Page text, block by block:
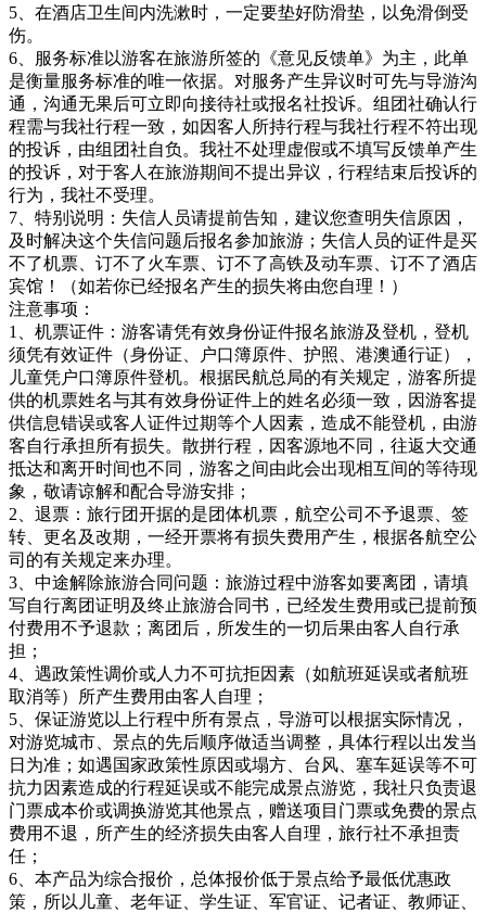
5、在酒店卫生间内洗漱时，一定要垫好防滑垫，以免滑倒受
伤。
6、服务标准以游客在旅游所签的《意见反馈单》为主，此单
是衡量服务标准的唯一依据。对服务产生异议时可先与导游沟
通，沟通无果后可立即向接待社或报名社投诉。组团社确认行
程需与我社行程一致，如因客人所持行程与我社行程不符出现
的投诉，由组团社自负。我社不处理虚假或不填写反馈单产生
的投诉，对于客人在旅游期间不提出异议，行程结束后投诉的
行为，我社不受理。
7、特别说明：失信人员请提前告知，建议您查明失信原因，
及时解决这个失信问题后报名参加旅游；失信人员的证件是买
不了机票、订不了火车票、订不了高铁及动车票、订不了酒店
宾馆！（如若你已经报名产生的损失将由您自理！）
注意事项：
1、机票证件：游客请凭有效身份证件报名旅游及登机，登机
须凭有效证件（身份证、户口簿原件、护照、港澳通行证），
儿童凭户口簿原件登机。根据民航总局的有关规定，游客所提
供的机票姓名与其有效身份证件上的姓名必须一致，因游客提
供信息错误或客人证件过期等个人因素，造成不能登机，由游
客自行承担所有损失。散拼行程，因客源地不同，往返大交通
抵达和离开时间也不同，游客之间由此会出现相互间的等待现
象，敬请谅解和配合导游安排；
2、退票：旅行团开据的是团体机票，航空公司不予退票、签
转、更名及改期，一经开票将有损失费用产生，根据各航空公
司的有关规定来办理。
3、中途解除旅游合同问题：旅游过程中游客如要离团，请填
写自行离团证明及终止旅游合同书，已经发生费用或已提前预
付费用不予退款；离团后，所发生的一切后果由客人自行承
担；
4、遇政策性调价或人力不可抗拒因素（如航班延误或者航班
取消等）所产生费用由客人自理；
5、保证游览以上行程中所有景点，导游可以根据实际情况，
对游览城市、景点的先后顺序做适当调整，具体行程以出发当
日为准；如遇国家政策性原因或塌方、台风、塞车延误等不可
抗力因素造成的行程延误或不能完成景点游览，我社只负责退
门票成本价或调换游览其他景点，赠送项目门票或免费的景点
费用不退，所产生的经济损失由客人自理，旅行社不承担责
任；
6、本产品为综合报价，总体报价低于景点给予最低优惠政
策，所以儿童、老年证、学生证、军官证、记者证、教师证、